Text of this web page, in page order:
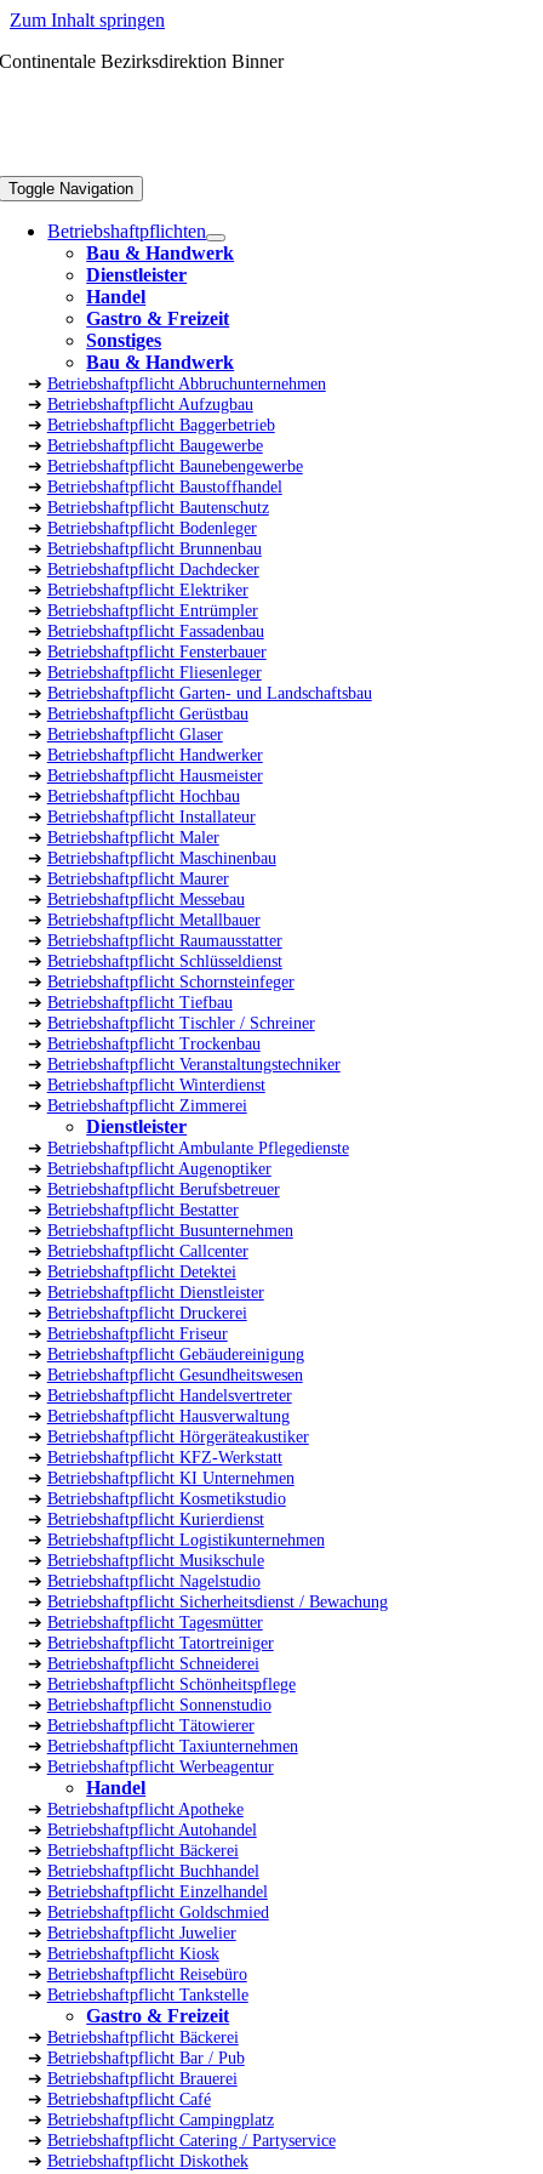
Zum Inhalt springen
Continentale Bezirksdirektion Binner
Toggle Navigation
Betriebshaftpflichten
Bau & Handwerk
Dienstleister
Handel
Gastro & Freizeit
Sonstiges
Bau & Handwerk
➔ Betriebshaftpflicht Abbruchunternehmen
➔ Betriebshaftpflicht Aufzugbau
➔ Betriebshaftpflicht Baggerbetrieb
➔ Betriebshaftpflicht Baugewerbe
➔ Betriebshaftpflicht Baunebengewerbe
➔ Betriebshaftpflicht Baustoffhandel
➔ Betriebshaftpflicht Bautenschutz
➔ Betriebshaftpflicht Bodenleger
➔ Betriebshaftpflicht Brunnenbau
➔ Betriebshaftpflicht Dachdecker
➔ Betriebshaftpflicht Elektriker
➔ Betriebshaftpflicht Entrümpler
➔ Betriebshaftpflicht Fassadenbau
➔ Betriebshaftpflicht Fensterbauer
➔ Betriebshaftpflicht Fliesenleger
➔ Betriebshaftpflicht Garten- und Landschaftsbau
➔ Betriebshaftpflicht Gerüstbau
➔ Betriebshaftpflicht Glaser
➔ Betriebshaftpflicht Handwerker
➔ Betriebshaftpflicht Hausmeister
➔ Betriebshaftpflicht Hochbau
➔ Betriebshaftpflicht Installateur
➔ Betriebshaftpflicht Maler
➔ Betriebshaftpflicht Maschinenbau
➔ Betriebshaftpflicht Maurer
➔ Betriebshaftpflicht Messebau
➔ Betriebshaftpflicht Metallbauer
➔ Betriebshaftpflicht Raumausstatter
➔ Betriebshaftpflicht Schlüsseldienst
➔ Betriebshaftpflicht Schornsteinfeger
➔ Betriebshaftpflicht Tiefbau
➔ Betriebshaftpflicht Tischler / Schreiner
➔ Betriebshaftpflicht Trockenbau
➔ Betriebshaftpflicht Veranstaltungstechniker
➔ Betriebshaftpflicht Winterdienst
➔ Betriebshaftpflicht Zimmerei
Dienstleister
➔ Betriebshaftpflicht Ambulante Pflegedienste
➔ Betriebshaftpflicht Augenoptiker
➔ Betriebshaftpflicht Berufsbetreuer
➔ Betriebshaftpflicht Bestatter
➔ Betriebshaftpflicht Busunternehmen
➔ Betriebshaftpflicht Callcenter
➔ Betriebshaftpflicht Detektei
➔ Betriebshaftpflicht Dienstleister
➔ Betriebshaftpflicht Druckerei
➔ Betriebshaftpflicht Friseur
➔ Betriebshaftpflicht Gebäudereinigung
➔ Betriebshaftpflicht Gesundheitswesen
➔ Betriebshaftpflicht Handelsvertreter
➔ Betriebshaftpflicht Hausverwaltung
➔ Betriebshaftpflicht Hörgeräteakustiker
➔ Betriebshaftpflicht KFZ-Werkstatt
➔ Betriebshaftpflicht KI Unternehmen
➔ Betriebshaftpflicht Kosmetikstudio
➔ Betriebshaftpflicht Kurierdienst
➔ Betriebshaftpflicht Logistikunternehmen
➔ Betriebshaftpflicht Musikschule
➔ Betriebshaftpflicht Nagelstudio
➔ Betriebshaftpflicht Sicherheitsdienst / Bewachung
➔ Betriebshaftpflicht Tagesmütter
➔ Betriebshaftpflicht Tatortreiniger
➔ Betriebshaftpflicht Schneiderei
➔ Betriebshaftpflicht Schönheitspflege
➔ Betriebshaftpflicht Sonnenstudio
➔ Betriebshaftpflicht Tätowierer
➔ Betriebshaftpflicht Taxiunternehmen
➔ Betriebshaftpflicht Werbeagentur
Handel
➔ Betriebshaftpflicht Apotheke
➔ Betriebshaftpflicht Autohandel
➔ Betriebshaftpflicht Bäckerei
➔ Betriebshaftpflicht Buchhandel
➔ Betriebshaftpflicht Einzelhandel
➔ Betriebshaftpflicht Goldschmied
➔ Betriebshaftpflicht Juwelier
➔ Betriebshaftpflicht Kiosk
➔ Betriebshaftpflicht Reisebüro
➔ Betriebshaftpflicht Tankstelle
Gastro & Freizeit
➔ Betriebshaftpflicht Bäckerei
➔ Betriebshaftpflicht Bar / Pub
➔ Betriebshaftpflicht Brauerei
➔ Betriebshaftpflicht Café
➔ Betriebshaftpflicht Campingplatz
➔ Betriebshaftpflicht Catering / Partyservice
➔ Betriebshaftpflicht Diskothek